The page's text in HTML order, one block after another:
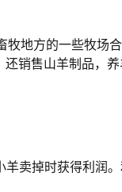
地方的一些牧场
销售山羊制品，
卖掉时获得利润